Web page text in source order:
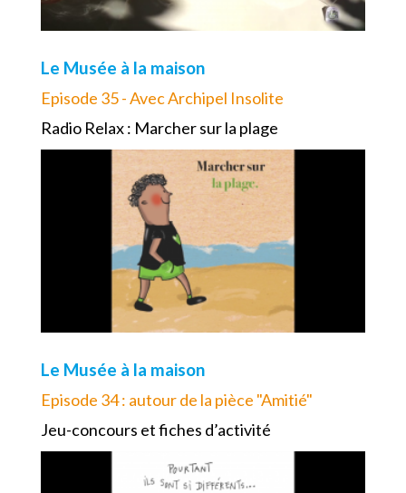
Le Musée à la maison
Episode 35 - Avec Archipel Insolite
Radio Relax : Marcher sur la plage
Le Musée à la maison
Episode 34 : autour de la pièce "Amitié"
Jeu-concours et fiches d’activité